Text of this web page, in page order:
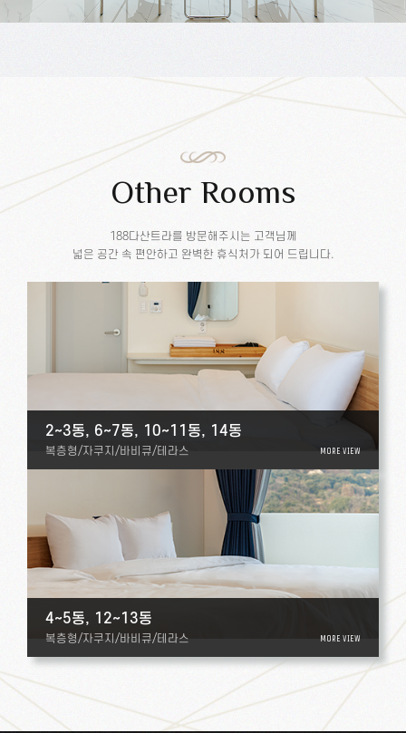
Other Rooms
188다산트라를 방문해주시는 고객님께
넓은 공간 속 편안하고 완벽한 휴식처가 되어 드립니다.
2~3동, 6~7동, 10~11동, 14동
복층형/자쿠지/바비큐/테라스 MORE VIEW
4~5동, 12~13동
복층형/자쿠지/바비큐/테라스 MORE VIEW